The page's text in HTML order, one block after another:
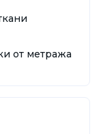
от метража